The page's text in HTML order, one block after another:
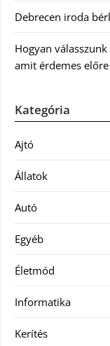
Debrecen iroda
Hogyan
amit érdemes
Kategória
Ajtó
Állatok
Autó
Egyéb
Életmód
Informatika
Kerítés